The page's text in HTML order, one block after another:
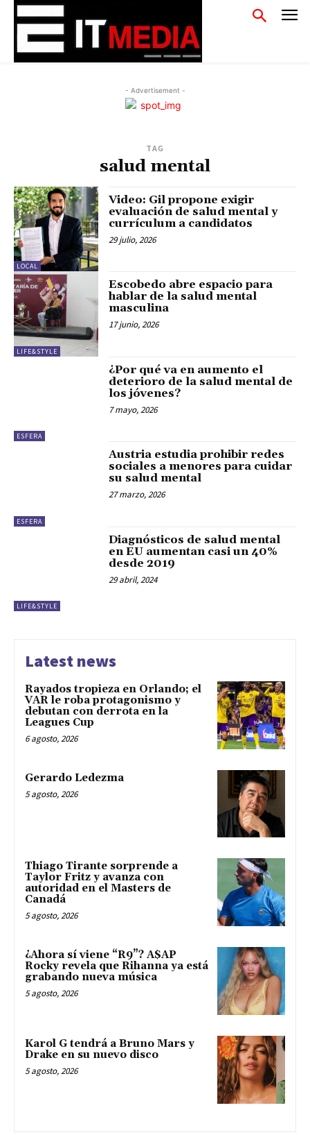
- Advertisement -
TAG
salud mental
LOCAL
Video: Gil propone exigir
evaluación de salud mental y
currículum a candidatos
29 julio, 2026
LIFE&STYLE
Escobedo abre espacio para
hablar de la salud mental
masculina
17 junio, 2026
ESFERA
¿Por qué va en aumento el
deterioro de la salud mental de
los jóvenes?
7 mayo, 2026
ESFERA
Austria estudia prohibir redes
sociales a menores para cuidar
su salud mental
27 marzo, 2026
LIFE&STYLE
Diagnósticos de salud mental
en EU aumentan casi un 40%
desde 2019
29 abril, 2024
Latest news
Rayados tropieza en Orlando; el
VAR le roba protagonismo y
debutan con derrota en la
Leagues Cup
6 agosto, 2026
Gerardo Ledezma
5 agosto, 2026
Thiago Tirante sorprende a
Taylor Fritz y avanza con
autoridad en el Masters de
Canadá
5 agosto, 2026
¿Ahora sí viene “R9”? A$AP
Rocky revela que Rihanna ya está
grabando nueva música
5 agosto, 2026
Karol G tendrá a Bruno Mars y
Drake en su nuevo disco
5 agosto, 2026